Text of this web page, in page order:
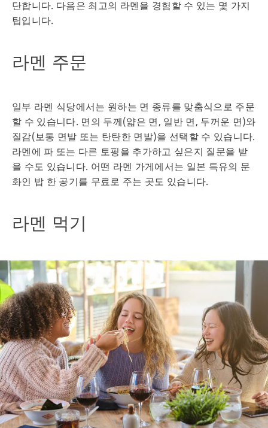
단합니다. 다음은 최고의 라멘을 경험할 수 있는 몇 가지
팁입니다.
라멘 주문
일부 라멘 식당에서는 원하는 면 종류를 맞춤식으로 주문
할 수 있습니다. 면의 두께(얇은 면, 일반 면, 두꺼운 면)와
질감(보통 면발 또는 탄탄한 면발)을 선택할 수 있습니다.
라멘에 파 또는 다른 토핑을 추가하고 싶은지 질문을 받
을 수도 있습니다. 어떤 라멘 가게에서는 일본 특유의 문
화인 밥 한 공기를 무료로 주는 곳도 있습니다.
라멘 먹기